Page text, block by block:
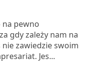
pewno
gdy zależy nam na
zawiedzie swoim
Jes...